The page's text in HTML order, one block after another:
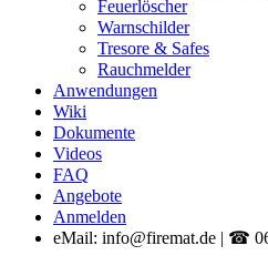
Feuerlöscher
Warnschilder
Tresore & Safes
Rauchmelder
Anwendungen
Wiki
Dokumente
Videos
FAQ
Angebote
Anmelden
eMail: info@firemat.de | ☎